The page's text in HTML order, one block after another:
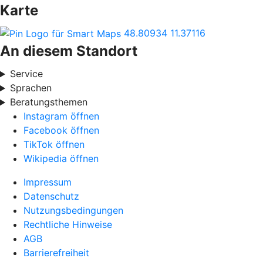
Karte
48.80934 11.37116
An diesem Standort
Service
Sprachen
Beratungsthemen
Instagram öffnen
Facebook öffnen
TikTok öffnen
Wikipedia öffnen
Impressum
Datenschutz
Nutzungsbedingungen
Rechtliche Hinweise
AGB
Barrierefreiheit